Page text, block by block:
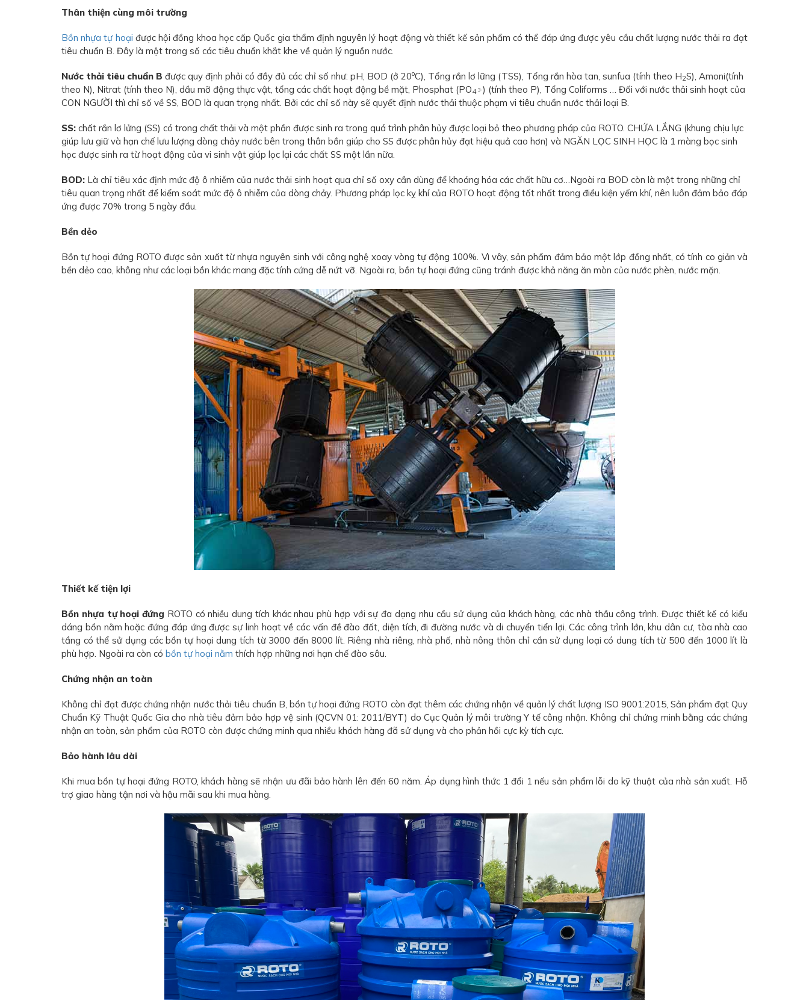
Thân thiện cùng môi trường
Bồn nhựa tự hoại được hội đồng khoa học cấp Quốc gia thẩm định nguyên lý hoạt động và thiết kế sản phẩm có thể đáp ứng được yêu cầu chất lượng nước thải ra đạt
tiêu chuẩn B. Đây là một trong số các tiêu chuẩn khắt khe về quản lý nguồn nước.
Nước thải tiêu chuẩn B được quy định phải có đầy đủ các chỉ số như: pH, BOD (ở 20oC), Tổng rắn lơ lững (TSS), Tổng rắn hòa tan, sunfua (tính theo H2S), Amoni(tính
theo N), Nitrat (tính theo N), dầu mỡ động thực vật, tổng các chất hoạt động bề mặt, Phosphat (PO4 3-) (tính theo P), Tổng Coliforms … Đối với nước thải sinh hoạt của
CON NGƯỜI thì chỉ số về SS, BOD là quan trọng nhất. Bởi các chỉ số này sẽ quyết định nước thải thuộc phạm vi tiêu chuẩn nước thải loại B.
SS: chất rắn lơ lửng (SS) có trong chất thải và một phần được sinh ra trong quá trình phân hủy được loại bỏ theo phương pháp của ROTO. CHỨA LẮNG (khung chịu lực
giúp lưu giữ và hạn chế lưu lượng dòng chảy nước bên trong thân bồn giúp cho SS được phân hủy đạt hiệu quả cao hơn) và NGĂN LỌC SINH HỌC là 1 màng bọc sinh
học được sinh ra từ hoạt động của vi sinh vật giúp lọc lại các chất SS một lần nữa.
BOD: Là chỉ tiêu xác định mức độ ô nhiễm của nước thải sinh hoạt qua chỉ số oxy cần dùng để khoáng hóa các chất hữu cơ…Ngoài ra BOD còn là một trong những chỉ
tiêu quan trọng nhất để kiểm soát mức độ ô nhiễm của dòng chảy. Phương pháp lọc kỵ khí của ROTO hoạt động tốt nhất trong điều kiện yếm khí, nên luôn đảm bảo đáp
ứng được 70% trong 5 ngày đầu.
Bền dẻo
Bồn tự hoại đứng ROTO được sản xuất từ nhựa nguyên sinh với công nghệ xoay vòng tự động 100%. Vì vây, sản phẩm đảm bảo một lớp đồng nhất, có tính co giản và
bền dẻo cao, không như các loại bồn khác mang đặc tính cứng dễ nứt vỡ. Ngoài ra, bồn tự hoại đứng cũng tránh được khả năng ăn mòn của nước phèn, nước mặn.
Thiết kế tiện lợi
Bồn nhựa tự hoại đứng ROTO có nhiều dung tích khác nhau phù hợp với sự đa dạng nhu cầu sử dụng của khách hàng, các nhà thầu công trình. Được thiết kế có kiểu
dáng bồn nằm hoặc đứng đáp ứng được sự linh hoạt về các vấn đề đào đất, diện tích, đi đường nước và di chuyển tiển lợi. Các công trình lớn, khu dân cư, tòa nhà cao
tầng có thể sử dụng các bồn tự hoại dung tích từ 3000 đến 8000 lít. Riêng nhà riêng, nhà phố, nhà nông thôn chỉ cần sử dụng loại có dung tích từ 500 đến 1000 lít là
phù hợp. Ngoài ra còn có bồn tự hoại nằm thích hợp những nơi hạn chế đào sâu.
Chứng nhận an toàn
Không chỉ đạt được chứng nhận nước thải tiêu chuẩn B, bồn tự hoại đứng ROTO còn đạt thêm các chứng nhận về quản lý chất lượng ISO 9001:2015, Sản phẩm đạt Quy
Chuẩn Kỹ Thuật Quốc Gia cho nhà tiêu đảm bảo hợp vệ sinh (QCVN 01: 2011/BYT) do Cục Quản lý môi trường Y tế công nhận. Không chỉ chứng minh bằng các chứng
nhận an toàn, sản phẩm của ROTO còn được chứng minh qua nhiều khách hàng đã sử dụng và cho phản hồi cực kỳ tích cực.
Bảo hành lâu dài
Khi mua bồn tự hoại đứng ROTO, khách hàng sẽ nhận ưu đãi bảo hành lên đến 60 năm. Áp dụng hình thức 1 đổi 1 nếu sản phẩm lỗi do kỹ thuật của nhà sản xuất. Hỗ
trợ giao hàng tận nơi và hậu mãi sau khi mua hàng.